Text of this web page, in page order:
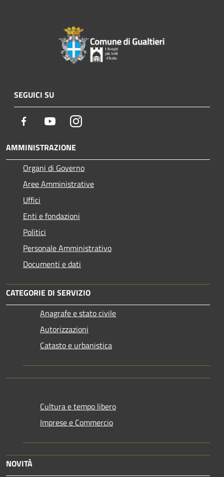
SEGUICI SU
Facebook YoutubeInstagram
AMMINISTRAZIONE
Organi di Governo
Aree Amministrative
Uffici
Enti e fondazioni
Politici
Personale Amministrativo
Documenti e dati
CATEGORIE DI SERVIZIO
Anagrafe e stato civile
Autorizzazioni
Catasto e urbanistica
Cultura e tempo libero
Imprese e Commercio
NOVITÀ